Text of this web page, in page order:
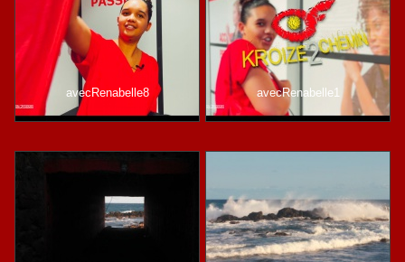
avecRenabelle8 avecRenabelle1